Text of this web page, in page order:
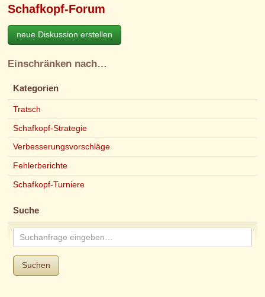
Schafkopf-Forum
neue Diskussion erstellen
Einschränken nach…
Kategorien
Tratsch
Schafkopf-Strategie
Verbesserungsvorschläge
Fehlerberichte
Schafkopf-Turniere
Suche
Suchen